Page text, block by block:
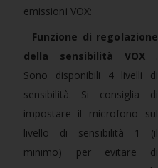
emissioni VOX:
- Funzione di regolazione
della sensibilità VOX.
Sono disponibili 4 livelli di
sensibilità. Si consiglia di
impostare il microfono sul
livello di sensibilità 1 (il
minimo) per evitare di